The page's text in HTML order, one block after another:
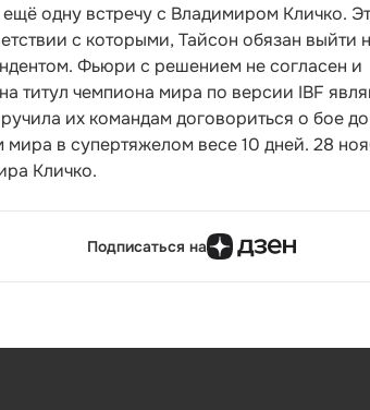
одну встречу с Владимиром Кличко.
с которыми, Тайсон обязан выйти
Фьюри с решением не согласен и
титул чемпиона мира по версии IBF
их командам договориться о бое
в супертяжелом весе 10 дней. 28
Кличко.
Подписаться на